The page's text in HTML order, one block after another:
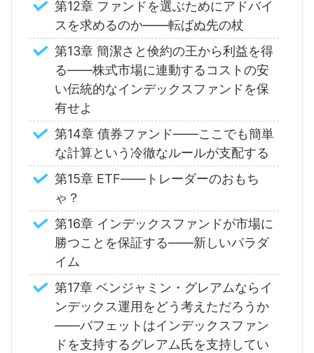
第12章 ファンドを選ぶためにアドバイ
スを求めるのか――転ばぬ先の杖
第13章 簡潔さと倹約の王から利益を得
る――株式市場に連動するコストの安
い伝統的なインデックスファンドを保
有せよ
第14章 債券ファンド――ここでも簡単
な計算という冷徹なルールが支配する
第15章 ETF――トレーダーのおもち
ゃ？
第16章 インデックスファンドが市場に
勝つことを保証する――新しいパラダ
イム
第17章 ベンジャミン・グレアムならイ
ンデックス運用をどう考えただろうか
――バフェットはインデックスファン
ドを支持するグレアム氏を支持してい